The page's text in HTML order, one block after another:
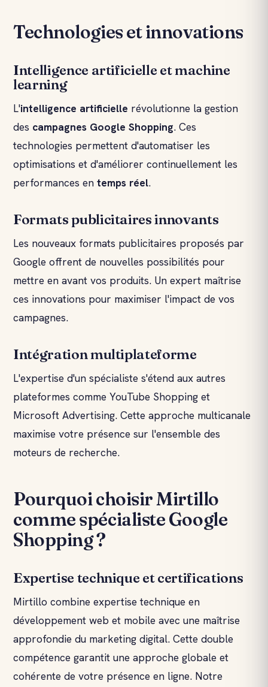
Technologies et innovations
Intelligence artificielle et machine
learning
L'intelligence artificielle révolutionne la gestion
des campagnes Google Shopping. Ces
technologies permettent d'automatiser les
optimisations et d'améliorer continuellement les
performances en temps réel.
Formats publicitaires innovants
Les nouveaux formats publicitaires proposés par
Google offrent de nouvelles possibilités pour
mettre en avant vos produits. Un expert maîtrise
ces innovations pour maximiser l'impact de vos
campagnes.
Intégration multiplateforme
L'expertise d'un spécialiste s'étend aux autres
plateformes comme YouTube Shopping et
Microsoft Advertising. Cette approche multicanale
maximise votre présence sur l'ensemble des
moteurs de recherche.
Pourquoi choisir Mirtillo
comme spécialiste Google
Shopping ?
Expertise technique et certifications
Mirtillo combine expertise technique en
développement web et mobile avec une maîtrise
approfondie du marketing digital. Cette double
compétence garantit une approche globale et
cohérente de votre présence en ligne. Notre